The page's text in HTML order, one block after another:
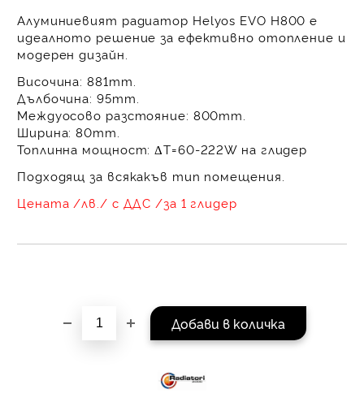
Алуминиевият радиатор Helyos EVO Н800 е
идеалното решение за ефективно отопление и
модерен дизайн.
Височина: 881mm.
Дълбочина: 95mm.
Междуосово разстояние: 800mm.
Ширина: 80mm.
Топлинна мощност: ΔT=60-222W на глидер
Подходящ за всякакъв тип помещения.
Цената /лв./ с ДДС /за 1 глидер
равни месечни вноски
За покупки на
/ €1022.61